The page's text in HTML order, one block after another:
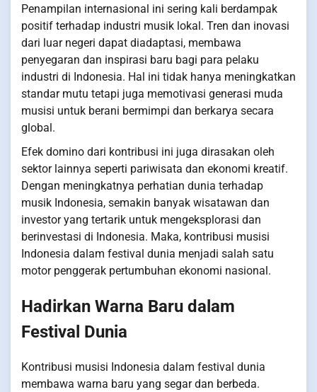
Penampilan internasional ini sering kali berdampak
positif terhadap industri musik lokal. Tren dan inovasi
dari luar negeri dapat diadaptasi, membawa
penyegaran dan inspirasi baru bagi para pelaku
industri di Indonesia. Hal ini tidak hanya meningkatkan
standar mutu tetapi juga memotivasi generasi muda
musisi untuk berani bermimpi dan berkarya secara
global.
Efek domino dari kontribusi ini juga dirasakan oleh
sektor lainnya seperti pariwisata dan ekonomi kreatif.
Dengan meningkatnya perhatian dunia terhadap
musik Indonesia, semakin banyak wisatawan dan
investor yang tertarik untuk mengeksplorasi dan
berinvestasi di Indonesia. Maka, kontribusi musisi
Indonesia dalam festival dunia menjadi salah satu
motor penggerak pertumbuhan ekonomi nasional.
Hadirkan Warna Baru dalam
Festival Dunia
Kontribusi musisi Indonesia dalam festival dunia
membawa warna baru yang segar dan berbeda.